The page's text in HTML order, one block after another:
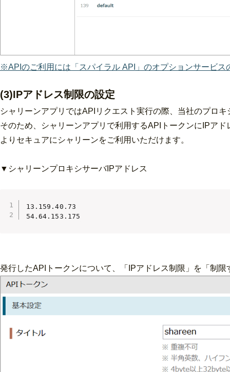
※APIのご利用には「スパイラル API」のオプションサービス
(3)IPアドレス制限の設定
シャリーンアプリではAPIリクエスト実行の際、当社のプロ
そのため、シャリーンアプリで利用するAPIトークンにIPア
よりセキュアにシャリーンをご利用いただけます。
▼シャリーンプロキシサーバIPアドレス
13.159.40.73
54.64.153.175
発行したAPIトークンについて、「IPアドレス制限」を「制限